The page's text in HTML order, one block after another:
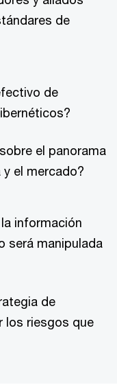
de
de
el panorama
el mercado?
información
será manipulada
de
los riesgos que